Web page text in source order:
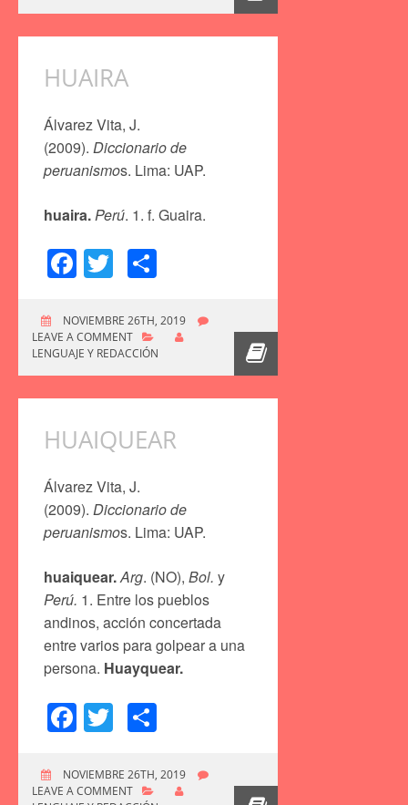
HUAIRA
Álvarez Vita, J.
(2009). Diccionario de
peruanismos. Lima: UAP.
huaira.Perú. 1. f. Guaira.
Facebook
Twitter
NOVIEMBRE 26TH, 2019
LEAVE A COMMENT
LENGUAJE Y REDACCIÓN
HUAIQUEAR
Álvarez Vita, J.
(2009). Diccionario de
peruanismos. Lima: UAP.
huaiquear.Arg. (NO), Bol. y
Perú. 1. Entre los pueblos
andinos, acción concertada
entre varios para golpear a una
persona. Huayquear.
Facebook
Twitter
NOVIEMBRE 26TH, 2019
LEAVE A COMMENT